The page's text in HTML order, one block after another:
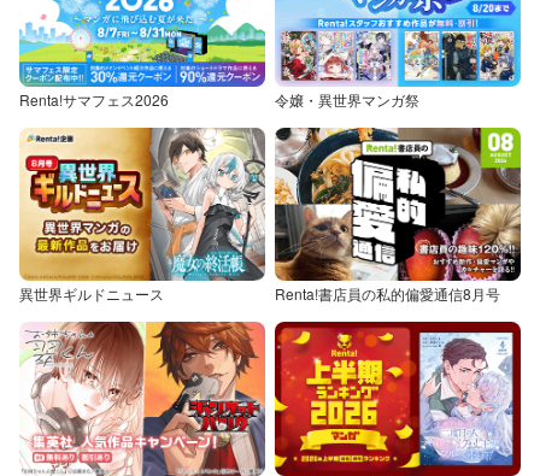
Renta!サマフェス2026 令嬢・異世界マンガ祭
異世界ギルドニュース Renta!書店員の私的偏愛通信8月号